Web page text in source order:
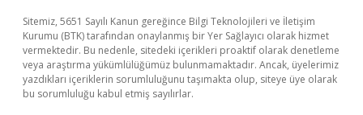
Sitemiz, 5651 Sayılı Kanun gereğince Bilgi Teknolojileri ve İletişim
Kurumu (BTK) tarafından onaylanmış bir Yer Sağlayıcı olarak hizmet
vermektedir. Bu nedenle, sitedeki içerikleri proaktif olarak denetleme
veya araştırma yükümlülüğümüz bulunmamaktadır. Ancak, üyelerimiz
yazdıkları içeriklerin sorumluluğunu taşımakta olup, siteye üye olarak
bu sorumluluğu kabul etmiş sayılırlar.